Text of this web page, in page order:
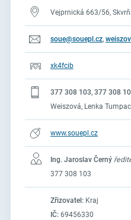
Vejprnická 663/56,
soue@souepl.cz,
xk4fcib
377 308 103, 377 308
Weiszová, Lenka
www.souepl.cz
Ing. Jaroslav Černý
377 308 103
Zřizovatel:Kraj
IČ:69456330